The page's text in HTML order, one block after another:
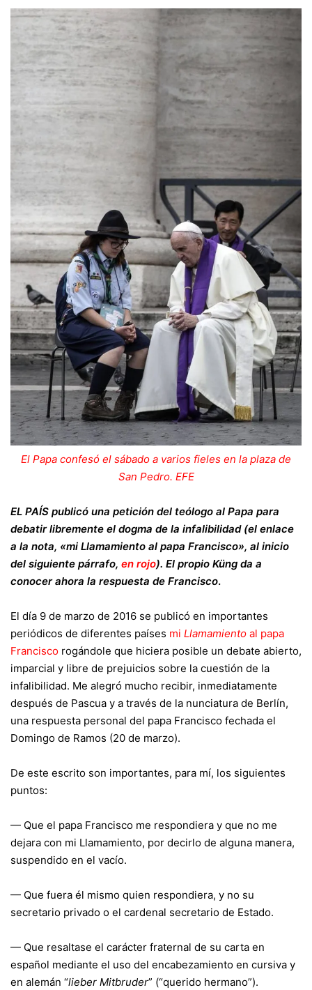
El Papa confesó el sábado a varios fieles en la plaza de
San Pedro. EFE
EL PAÍS publicó una petición del teólogo al Papa para
debatir libremente el dogma de la infalibilidad (el enlace
a la nota, «mi Llamamiento al papa Francisco», al inicio
del siguiente párrafo, en rojo). El propio Küng da a
conocer ahora la respuesta de Francisco.
El día 9 de marzo de 2016 se publicó en importantes
periódicos de diferentes países mi Llamamiento al papa
Francisco rogándole que hiciera posible un debate abierto,
imparcial y libre de prejuicios sobre la cuestión de la
infalibilidad. Me alegró mucho recibir, inmediatamente
después de Pascua y a través de la nunciatura de Berlín,
una respuesta personal del papa Francisco fechada el
Domingo de Ramos (20 de marzo).
De este escrito son importantes, para mí, los siguientes
puntos:
— Que el papa Francisco me respondiera y que no me
dejara con mi Llamamiento, por decirlo de alguna manera,
suspendido en el vacío.
— Que fuera él mismo quien respondiera, y no su
secretario privado o el cardenal secretario de Estado.
— Que resaltase el carácter fraternal de su carta en
español mediante el uso del encabezamiento en cursiva y
en alemán “lieber Mitbruder” (“querido hermano”).